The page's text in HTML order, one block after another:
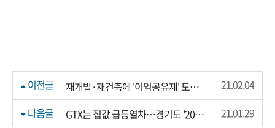
이전글 재개발·재건축에 '이익공유제' 도입한다
21.02.04
다음글
GTX는 집값 급등열차…경기도 '20억 아파트' 속출 21.01.29